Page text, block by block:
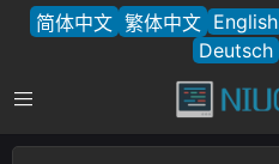
简体中文 繁体中文 English
Deutsch